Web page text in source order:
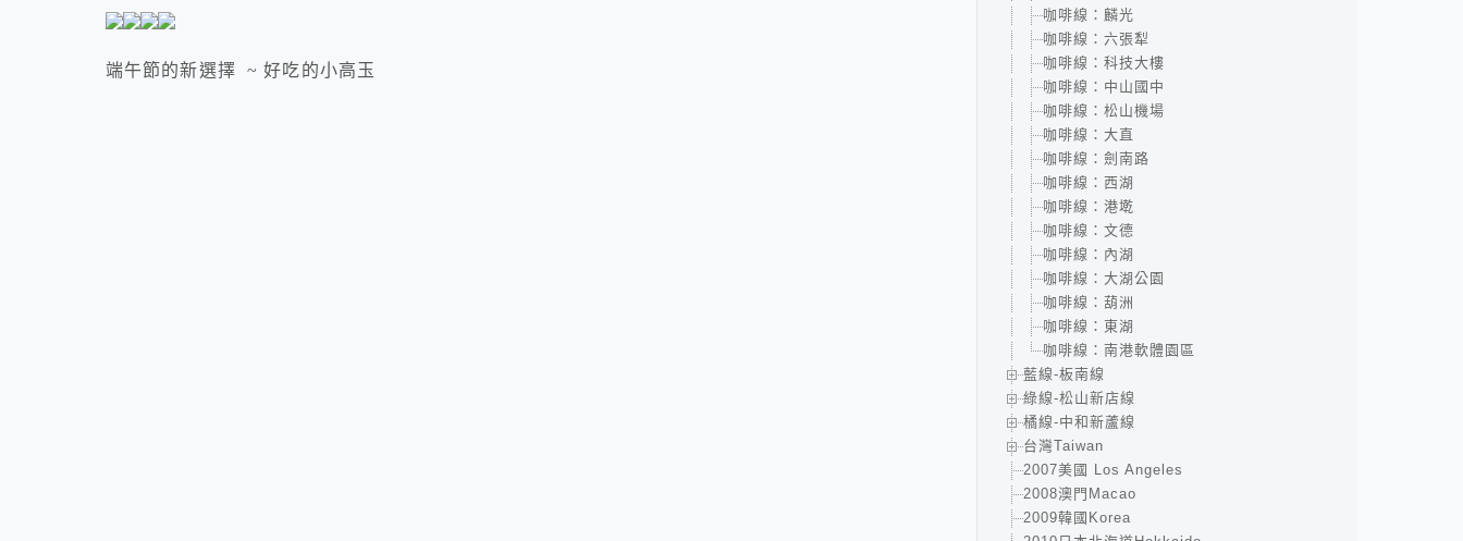
端午節的新選擇 ~ 好吃的小高玉
咖啡線：麟光
咖啡線：六張犁
咖啡線：科技大樓
咖啡線：中山國中
咖啡線：松山機場
咖啡線：大直
咖啡線：劍南路
咖啡線：西湖
咖啡線：港墘
咖啡線：文德
咖啡線：內湖
咖啡線：大湖公園
咖啡線：葫洲
咖啡線：東湖
咖啡線：南港軟體園區
藍線-板南線
綠線-松山新店線
橘線-中和新蘆線
台灣Taiwan
2007美國 Los Angeles
2008澳門Macao
2009韓國Korea